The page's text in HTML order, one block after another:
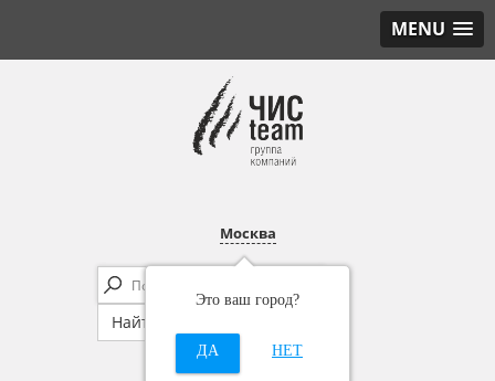
MENU
Москва
Это ваш город?
ДА НЕТ